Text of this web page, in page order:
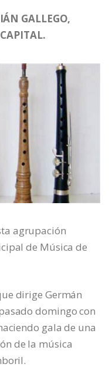
GALLEGO,
agrupación
de Música de
dirige Germán
domingo con
gala de una
de la música